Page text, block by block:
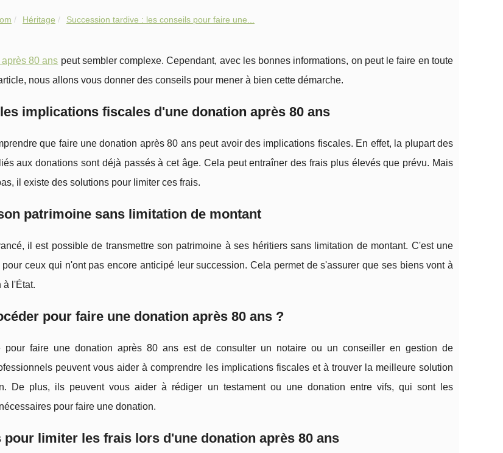
Héritage Succession tardive : les conseils pour faire une...
80 ans peut sembler complexe. Cependant, avec les bonnes informations, on peut le faire en toute
nous allons vous donner des conseils pour mener à bien cette démarche.
implications fiscales d'une donation après 80 ans
que faire une donation après 80 ans peut avoir des implications fiscales. En effet, la plupart des
aux donations sont déjà passés à cet âge. Cela peut entraîner des frais plus élevés que prévu. Mais
il existe des solutions pour limiter ces frais.
patrimoine sans limitation de montant
il est possible de transmettre son patrimoine à ses héritiers sans limitation de montant. C'est une
ceux qui n'ont pas encore anticipé leur succession. Cela permet de s'assurer que ses biens vont à
à l'État.
pour faire une donation après 80 ans ?
pour faire une donation après 80 ans est de consulter un notaire ou un conseiller en gestion de
peuvent vous aider à comprendre les implications fiscales et à trouver la meilleure solution
De plus, ils peuvent vous aider à rédiger un testament ou une donation entre vifs, qui sont les
pour faire une donation.
pour limiter les frais lors d'une donation après 80 ans